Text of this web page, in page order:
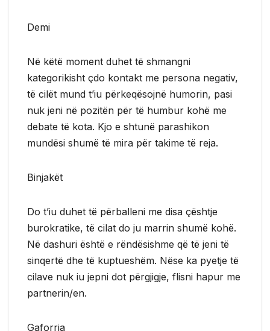
Demi
Në këtë moment duhet të shmangni
kategorikisht çdo kontakt me persona negativ,
të cilët mund t’iu përkeqësojnë humorin, pasi
nuk jeni në pozitën për të humbur kohë me
debate të kota. Kjo e shtunë parashikon
mundësi shumë të mira për takime të reja.
Binjakët
Do t’iu duhet të përballeni me disa çështje
burokratike, të cilat do ju marrin shumë kohë.
Në dashuri është e rëndësishme që të jeni të
sinqertë dhe të kuptueshëm. Nëse ka pyetje të
cilave nuk iu jepni dot përgjigje, flisni hapur me
partnerin/en.
Gaforrja